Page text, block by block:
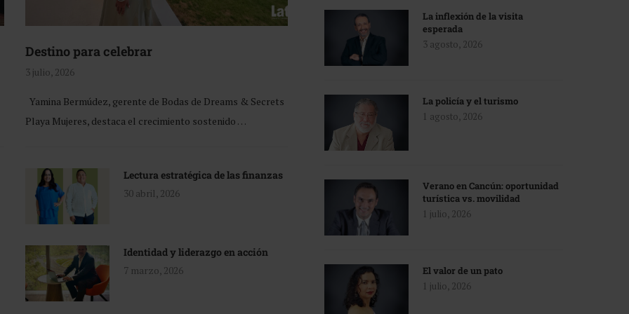
Destino para celebrar
3 julio, 2026
Yamina Bermúdez, gerente de Bodas de Dreams & Secrets
Playa Mujeres, destaca el crecimiento sostenido …
Lectura estratégica de las finanzas
30 abril, 2026
Identidad y liderazgo en acción
7 marzo, 2026
La inflexión de la visita
esperada
3 agosto, 2026
La policía y el turismo
1 agosto, 2026
Verano en Cancún: oportunidad
turística vs. movilidad
1 julio, 2026
El valor de un pato
1 julio, 2026